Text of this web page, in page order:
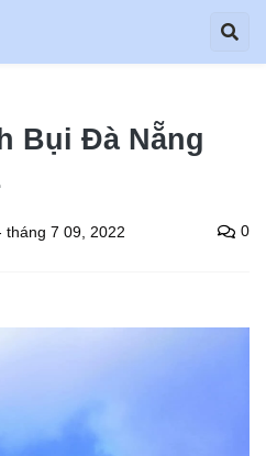
Bụi Đà Nẵng
tháng 7 09, 2022 0